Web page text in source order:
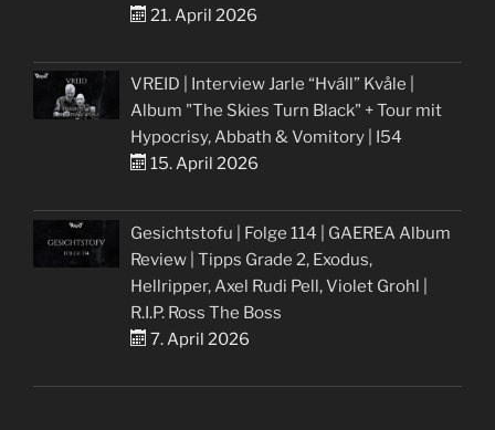
21. April 2026
VREID | Interview Jarle “Hváll” Kvåle |
Album "The Skies Turn Black" + Tour mit
Hypocrisy, Abbath & Vomitory | I54
15. April 2026
Gesichtstofu | Folge 114 | GAEREA Album
Review | Tipps Grade 2, Exodus,
Hellripper, Axel Rudi Pell, Violet Grohl |
R.I.P. Ross The Boss
7. April 2026